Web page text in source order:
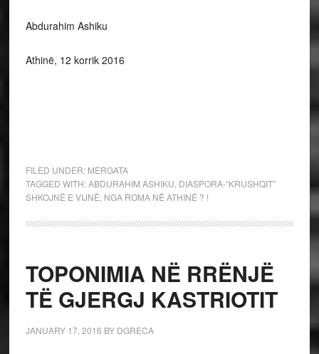
Abdurahim Ashiku
Athinë, 12 korrik 2016
FILED UNDER: MERGATA
TAGGED WITH:ABDURAHIM ASHIKU DIASPORA-“KRUSHQIT”
SHKOJNË E VIJNË NGA ROMA NË ATHINË ? !
TOPONIMIA ΝË RRËNJË
TË GJERGJ KASTRIOTIT
JANUARY 17, 2016 BY DGRECA